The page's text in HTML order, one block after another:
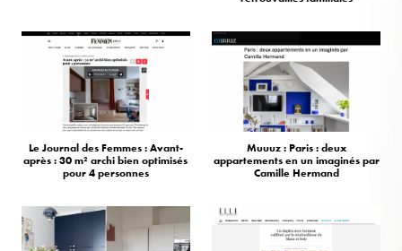
Le Journal des Femmes : Avant-
après : 30 m² archi bien optimisés
pour 4 personnes
Muuuz : Paris : deux
appartements en un imaginés par
Camille Hermand